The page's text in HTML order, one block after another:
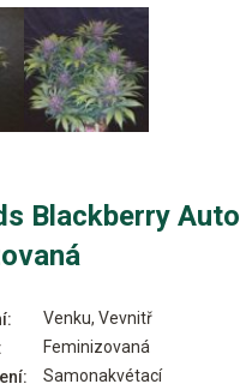
Blackberry Auto
Venku, Vevnitř
Feminizovaná
Samonakvétací